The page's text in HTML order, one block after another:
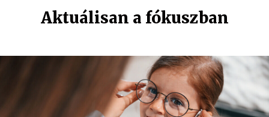
Aktuálisan a fókuszban